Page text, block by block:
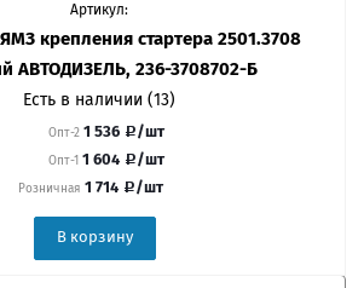
Артикул:
крепления стартера 2501.3708
АВТОДИЗЕЛЬ, 236-3708702-Б
Есть в наличии (13)
Опт-2 1 536 /шт
Опт-1 1 604 /шт
Розничная 1 714 /шт
В корзину